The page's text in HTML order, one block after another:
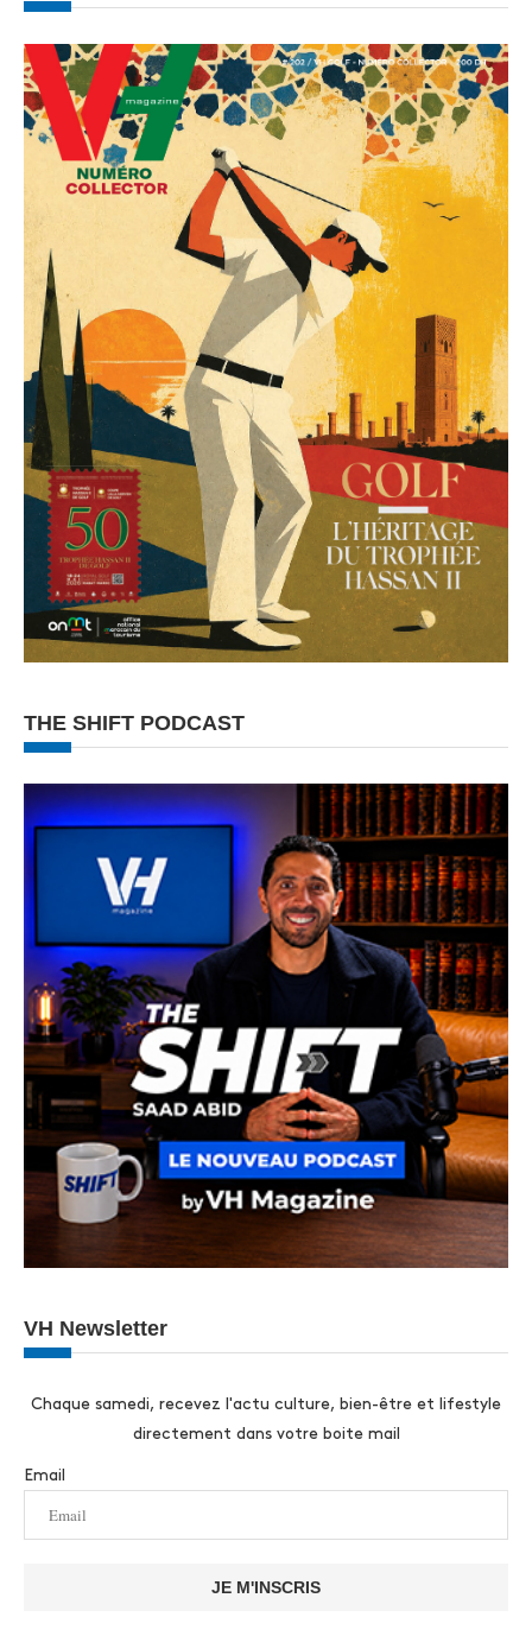
THE SHIFT PODCAST
VH Newsletter
Chaque samedi, recevez l'actu culture, bien-être et lifestyle
directement dans votre boite mail
Email
JE M'INSCRIS